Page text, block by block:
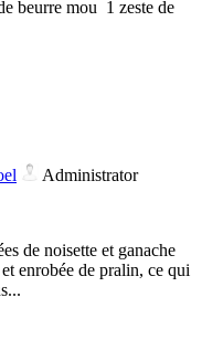
beurre mou 1 zeste de
Administrator
de noisette et ganache
enrobée de pralin, ce qui